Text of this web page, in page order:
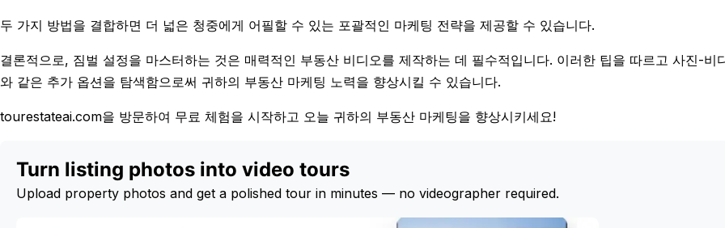
두 가지 방법을 결합하면 더 넓은 청중에게 어필할 수 있는 포괄적인 마케팅 전략을 제공할 수 있습니다.
결론적으로, 짐벌 설정을 마스터하는 것은 매력적인 부동산 비디오를 제작하는 데 필수적입니다. 이러한 팁을 따르고 사진-비
와 같은 추가 옵션을 탐색함으로써 귀하의 부동산 마케팅 노력을 향상시킬 수 있습니다.
tourestateai.com을 방문하여 무료 체험을 시작하고 오늘 귀하의 부동산 마케팅을 향상시키세요!
Turn listing photos into video tours
Upload property photos and get a polished tour in minutes — no videographer required.